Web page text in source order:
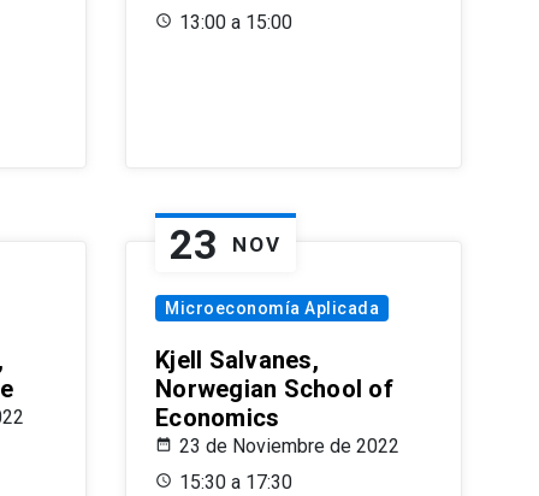
13:00 a 15:00
23 NOV
Microeconomía Aplicada
Kjell Salvanes,
Norwegian School of
Economics
23 de Noviembre de 2022
15:30 a 17:30